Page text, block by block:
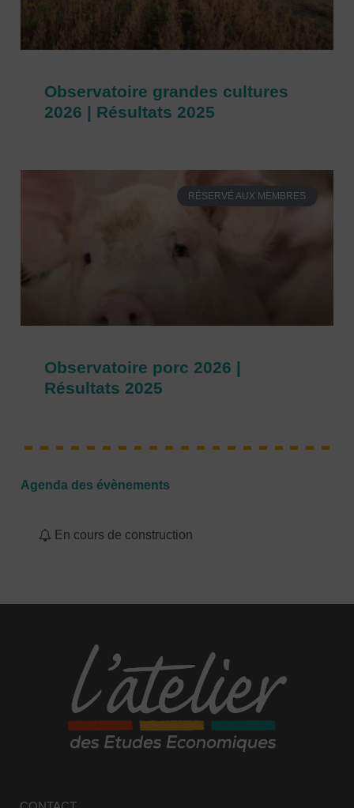
Observatoire grandes cultures
2026 | Résultats 2025
RÉSERVÉ AUX MEMBRES
Observatoire porc 2026 |
Résultats 2025
Agenda des évènements
En cours de construction